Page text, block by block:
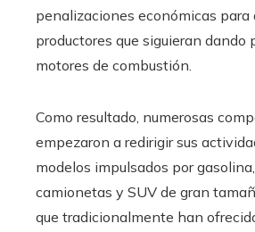
penalizaciones económicas para
productores que siguieran dando
motores de combustión.
Como resultado, numerosas
empezaron a redirigir sus
modelos impulsados por
camionetas y SUV de gran
que tradicionalmente han